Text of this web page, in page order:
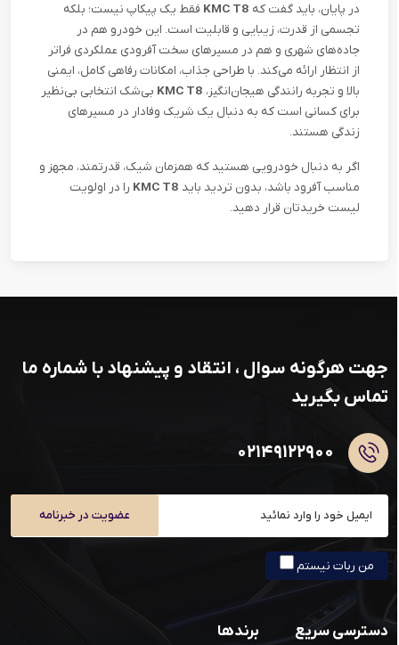
در پایان، باید گفت که KMC T8 فقط یک پیکاپ نیست؛ بلکه
تجسمی از قدرت، زیبایی و قابلیت است. این خودرو هم در
جاده‌های شهری و هم در مسیرهای سخت آفرودی عملکردی فراتر
از انتظار ارائه می‌کند. با طراحی جذاب، امکانات رفاهی کامل، ایمنی
بالا و تجربه رانندگی هیجان‌انگیز، KMC T8 بی‌شک انتخابی بی‌نظیر
برای کسانی است که به دنبال یک شریک وفادار در مسیرهای
زندگی هستند.
اگر به دنبال خودرویی هستید که همزمان شیک، قدرتمند، مجهز و
مناسب آفرود باشد، بدون تردید باید KMC T8 را در اولویت
لیست خریدتان قرار دهید.
جهت هرگونه سوال ، انتقاد و پیشنهاد با شماره ما
تماس بگیرید
۰۲۱۴۹۱۲۲۹۰۰
عضویت در خبرنامه
من ربات نیستم
دسترسی سریع برندها